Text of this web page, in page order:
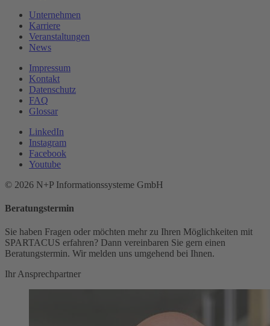
Unternehmen
Karriere
Veranstaltungen
News
Impressum
Kontakt
Datenschutz
FAQ
Glossar
LinkedIn
Instagram
Facebook
Youtube
© 2026 N+P Informationssysteme GmbH
Beratungstermin
Sie haben Fragen oder möchten mehr zu Ihren Möglichkeiten mit
SPARTACUS erfahren? Dann vereinbaren Sie gern einen
Beratungstermin. Wir melden uns umgehend bei Ihnen.
Ihr Ansprechpartner